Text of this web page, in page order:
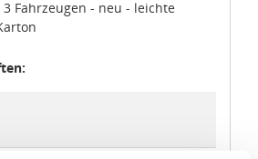
Fahrzeugen - neu - leichte